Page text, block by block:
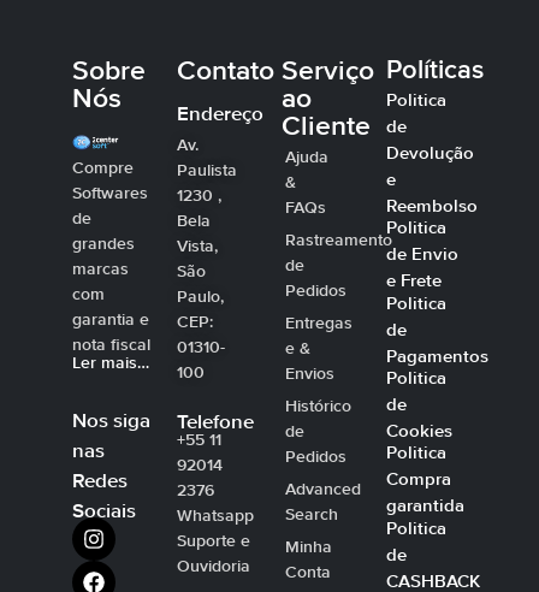
Sobre
Nós
Compre
Softwares
de
grandes
marcas
com
garantia e
nota fiscal
Ler mais…
Nos siga
nas
Redes
Sociais
Contato
Endereço
Av.
Paulista
1230 ,
Bela
Vista,
São
Paulo,
CEP:
01310-
100
Telefone
+55 11
92014
2376
Whatsapp
Suporte e
Ouvidoria
Serviço
ao
Cliente
Ajuda
&
FAQs
Rastreamento
de
Pedidos
Entregas
e &
Envios
Histórico
de
Pedidos
Advanced
Search
Minha
Conta
Políticas
Politica
de
Devolução
e
Reembolso
Politica
de Envio
e Frete
Politica
de
Pagamentos
Politica
de
Cookies
Politica
Compra
garantida
Politica
de
CASHBACK